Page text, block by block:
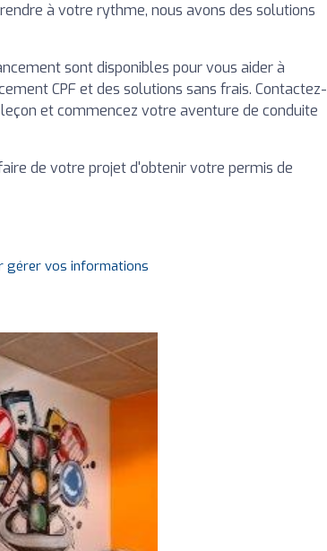
à votre rythme, nous avons des solutions
sont disponibles pour vous aider à
CPF et des solutions sans frais. Contactez-
et commencez votre aventure de conduite
de votre projet d'obtenir votre permis de
gérer vos informations